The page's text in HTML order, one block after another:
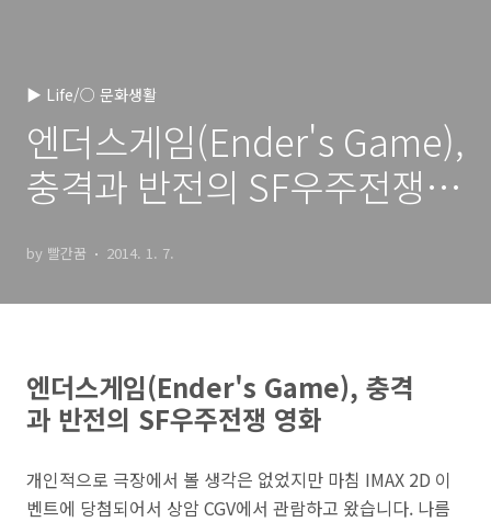
▶ Life/○ 문화생활
엔더스게임(Ender's Game),
충격과 반전의 SF우주전쟁
by 빨간꿈 2014. 1. 7.
엔더스게임(Ender's Game), 충격
과 반전의 SF우주전쟁 영화
개인적으로 극장에서 볼 생각은 없었지만 마침 IMAX 2D 이
벤트에 당첨되어서 상암 CGV에서 관람하고 왔습니다. 나름